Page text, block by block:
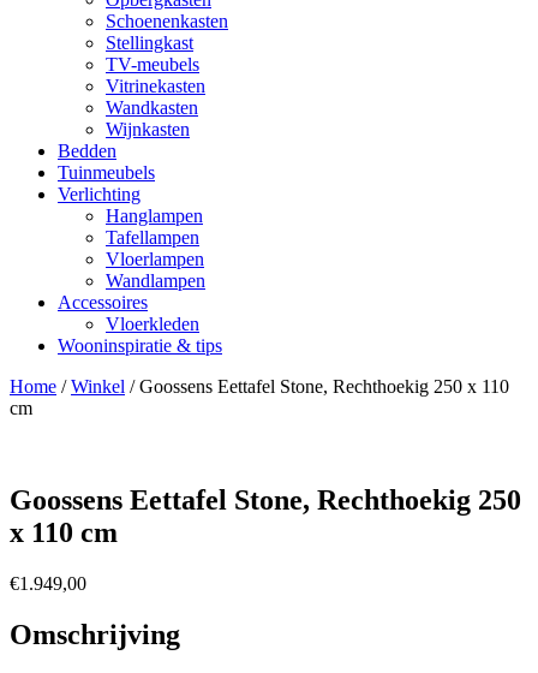
Schoenenkasten
Stellingkast
TV-meubels
Vitrinekasten
Wandkasten
Wijnkasten
Bedden
Tuinmeubels
Verlichting
Hanglampen
Tafellampen
Vloerlampen
Wandlampen
Accessoires
Vloerkleden
Wooninspiratie & tips
Home /Winkel /Goossens Eettafel Stone, Rechthoekig 250 x 110
cm
Goossens Eettafel Stone, Rechthoekig 250
x 110 cm
€1.949,00
Omschrijving